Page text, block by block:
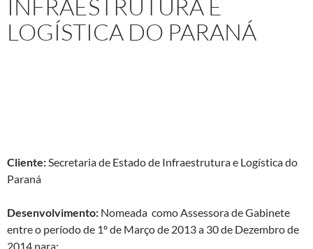
INFRAESTRUTURA E
LOGÍSTICA DO PARANÁ
Cliente: Secretaria de Estado de Infraestrutura e Logística do
Paraná
Desenvolvimento: Nomeada como Assessora de Gabinete
entre o período de 1º de Março de 2013 a 30 de Dezembro de
2014 para: